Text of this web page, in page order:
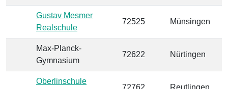
Gustav Mesmer
Realschule
72525 Münsingen
Max-Planck-
Gymnasium
72622 Nürtingen
Oberlinschule